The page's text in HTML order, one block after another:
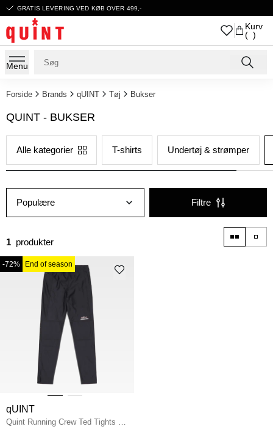
GRATIS LEVERING VED KØB OVER 499,-
Kurv
( )
Menu
Forside Brands qUINT Tøj Bukser
QUINT - BUKSER
Alle kategorier T-shirts Undertøj & strømper
Populære Filtre
1 produkter
-72% End of season
qUINT
Quint Running Crew Ted Tights /